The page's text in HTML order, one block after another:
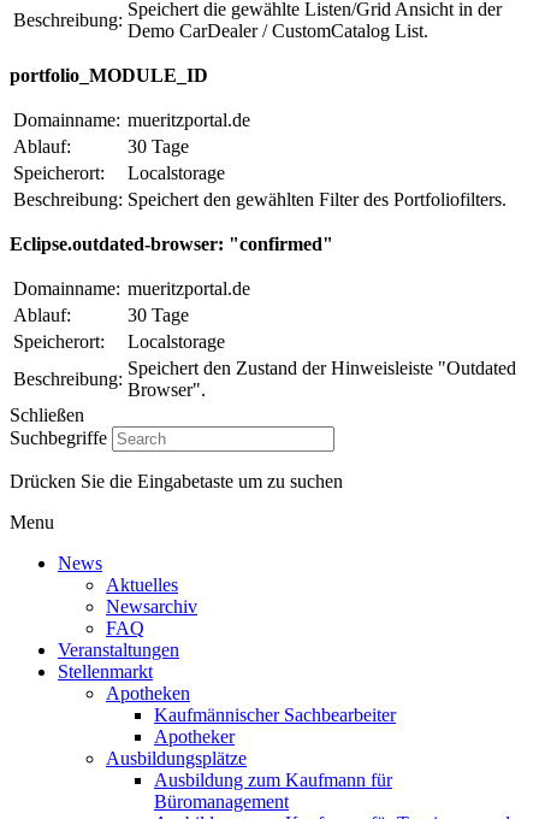
Beschreibung:
Speichert die gewählte Listen/Grid Ansicht in der
Demo CarDealer / CustomCatalog List.
portfolio_MODULE_ID
Domainname: mueritzportal.de
Ablauf:
30 Tage
Speicherort:
Localstorage
Beschreibung: Speichert den gewählten Filter des Portfoliofilters.
Eclipse.outdated-browser: "confirmed"
Domainname: mueritzportal.de
Ablauf:
30 Tage
Speicherort:
Localstorage
Beschreibung:
Speichert den Zustand der Hinweisleiste "Outdated
Browser".
Schließen
Suchbegriffe
Drücken Sie die Eingabetaste um zu suchen
Menu
News
Aktuelles
Newsarchiv
FAQ
Veranstaltungen
Stellenmarkt
Apotheken
Kaufmännischer Sachbearbeiter
Apotheker
Ausbildungsplätze
Ausbildung zum Kaufmann für
Büromanagement